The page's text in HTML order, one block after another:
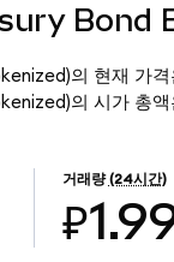
Bond
의 현재 가
의 시가 총
거래량 (24시간)